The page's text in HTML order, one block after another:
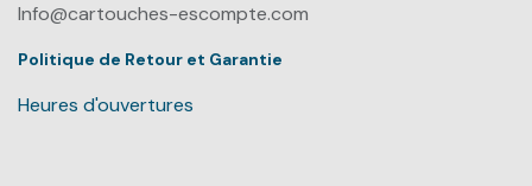
Info@cartouches-escompte.com
Politique de Retour et Garantie
Heures d'ouvertures